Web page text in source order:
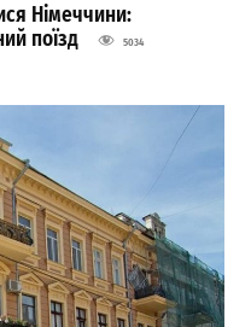
Німеччини:
поїзд
5034